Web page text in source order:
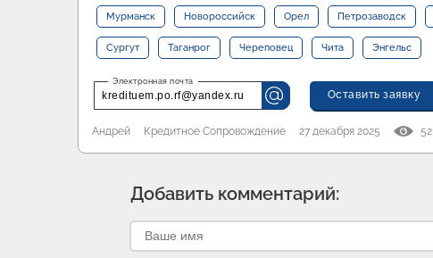
Мурманск Новороссийск Орел Петрозаводск
Сургут Таганрог Череповец Чита Энгельс
kredituem.po.rf@yandex.ru Оставить заявку
Андрей Кредитное Сопровождение 27 декабря 2025 52
Добавить комментарий: